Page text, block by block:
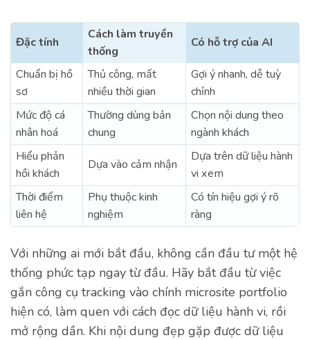
Đặc tính
Cách làm truyền
thống
Có hỗ trợ của AI
Chuẩn bị hồ
sơ
Thủ công, mất
nhiều thời gian
Gợi ý nhanh, dễ tuỳ
chỉnh
Mức độ cá
nhân hoá
Thường dùng bản
chung
Chọn nội dung theo
ngành khách
Hiểu phản
hồi khách
Dựa vào cảm nhận
Dựa trên dữ liệu hành
vi xem
Thời điểm
liên hệ
Phụ thuộc kinh
nghiệm
Có tín hiệu gợi ý rõ
ràng
Với những ai mới bắt đầu, không cần đầu tư một hệ
thống phức tạp ngay từ đầu. Hãy bắt đầu từ việc
gắn công cụ tracking vào chính microsite portfolio
hiện có, làm quen với cách đọc dữ liệu hành vi, rồi
mở rộng dần. Khi nội dung đẹp gặp được dữ liệu